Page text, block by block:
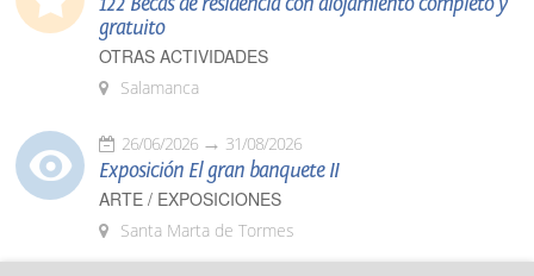
gratuito
OTRAS ACTIVIDADES
Salamanca
26/06/2026 31/08/2026
Exposición El gran banquete II
ARTE / EXPOSICIONES
Santa Marta de Tormes